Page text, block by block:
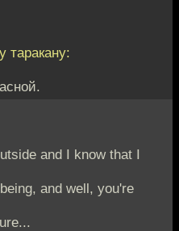
таракану:
and I know that I
and well, you're